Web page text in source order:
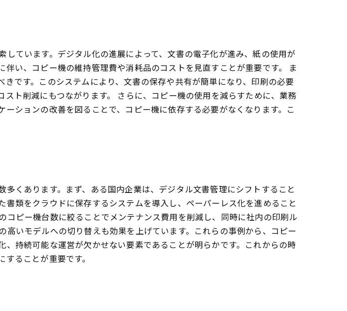
ています。デジタル化の進展によって、文書の電子化が進み、紙の使用が
い、コピー機の維持管理費や消耗品のコストを見直すことが重要です。 ま
です。このシステムにより、文書の保存や共有が簡単になり、印刷の必要
ト削減にもつながります。 さらに、コピー機の使用を減らすために、業務
ションの改善を図ることで、コピー機に依存する必要がなくなります。こ
くあります。まず、ある国内企業は、デジタル文書管理にシフトすること
類をクラウドに保存するシステムを導入し、ペーパーレス化を進めること
ピー機台数に絞ることでメンテナンス費用を削減し、同時に社内の印刷ル
いモデルへの切り替えも効果を上げています。これらの事例から、コピー
持続可能な運営が欠かせない要素であることが明らかです。これからの時
ることが重要です。